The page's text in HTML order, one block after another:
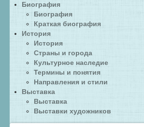
Биография
Биография
Краткая биография
История
История
Страны и города
Культурное наследие
Термины и понятия
Направления и стили
Выставка
Выставка
Выставки художников